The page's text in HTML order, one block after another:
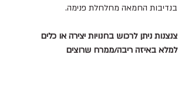
בנדיבות החמאה מחלחלת פנימה.
צנצנות ניתן לרכוש בחנויות יצירה או כלים
למלא באיזה ריבה/ממרח שרוצים